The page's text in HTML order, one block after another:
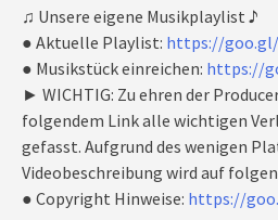
♫ Unsere eigene Musikplaylist ♪
● Aktuelle Playlist: https://
● Musikstück einreichen: https://
► WICHTIG: Zu ehren der
folgendem Link alle wichtigen
gefasst. Aufgrund des wenigen
Videobeschreibung wird auf
● Copyright Hinweise: https://